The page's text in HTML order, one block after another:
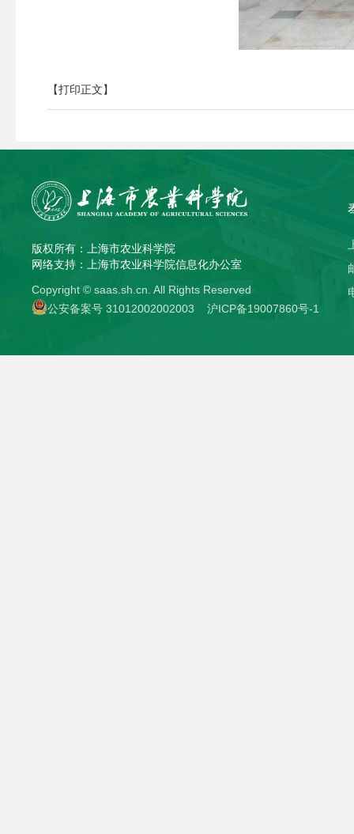
【打印正文】
版权所有：上海市农业科学院
网络支持：上海市农业科学院信息化办公室
Copyright © saas.sh.cn. All Rights Reserved
公安备案号 31012002002003 沪ICP备19007860号-1